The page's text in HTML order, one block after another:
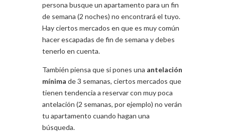
persona busque un apartamento para un fin
de semana (2 noches) no encontrará el tuyo.
Hay ciertos mercados en que es muy común
hacer escapadas de fin de semana y debes
tenerlo en cuenta.
También piensa que si pones una antelación
mínima de 3 semanas, ciertos mercados que
tienen tendencia a reservar con muy poca
antelación (2 semanas, por ejemplo) no verán
tu apartamento cuando hagan una
búsqueda.